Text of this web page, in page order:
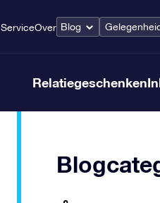
ServiceOver Blog
Relatiegeschenken